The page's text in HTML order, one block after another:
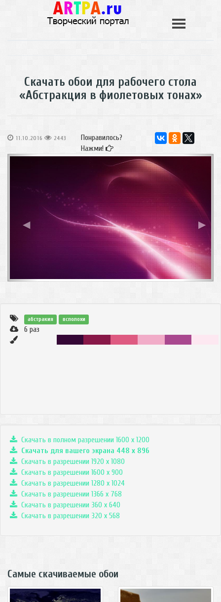
Скачать обои для рабочего стола
«Абстракция в фиолетовых тонах»
11.10.2016 2443
Понравилось?
Нажми!
◀ ▶
абстракия всполохи
6 раз
Скачать в полном разрешении 1600 x 1200
Скачать для вашего экрана 448 x 896
Скачать в разрешении 1920 x 1080
Скачать в разрешении 1600 x 900
Скачать в разрешении 1280 x 1024
Скачать в разрешении 1366 x 768
Скачать в разрешении 360 x 640
Скачать в разрешении 320 x 568
Самые скачиваемые обои